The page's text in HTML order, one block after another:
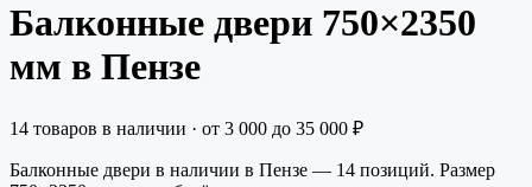
Балконные двери 750×2350
мм в Пензе
14 товаров в наличии · от 3 000 до 35 000 ₽
Балконные двери в наличии в Пензе — 14 позиций. Размер